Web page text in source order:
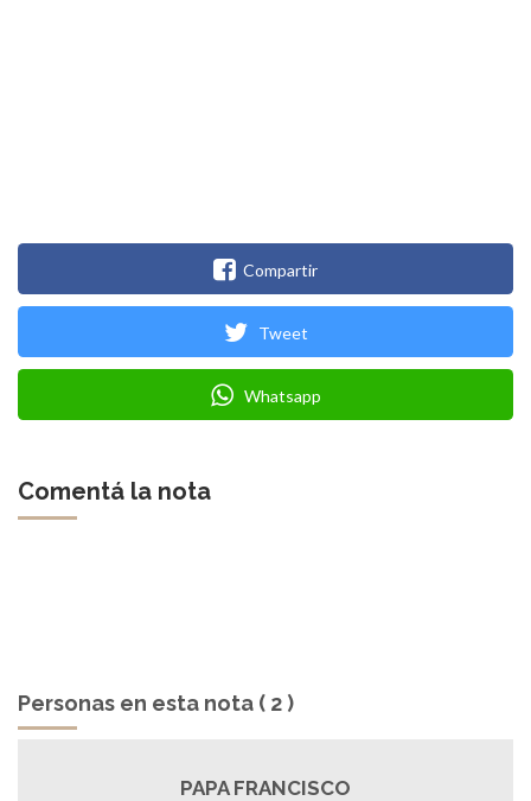
Compartir
Tweet
Whatsapp
Comentá la nota
Personas en esta nota ( 2 )
PAPA FRANCISCO